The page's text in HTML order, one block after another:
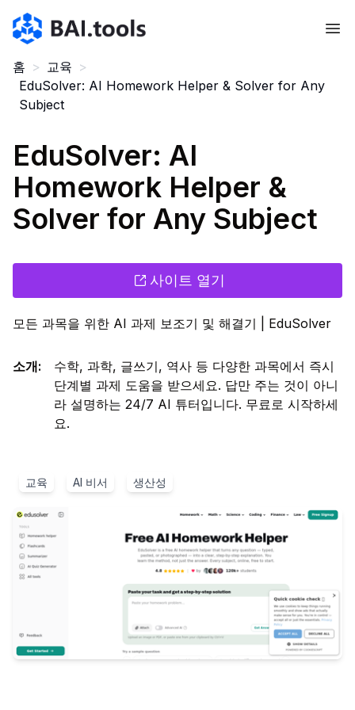
Bai.tools
홈 > 교육 >
EduSolver: AI Homework Helper & Solver for Any
Subject
EduSolver: AI
Homework Helper &
Solver for Any Subject
사이트 열기
모든 과목을 위한 AI 과제 보조기 및 해결기 | EduSolver
소개:
수학, 과학, 글쓰기, 역사 등 다양한 과목에서 즉시
단계별 과제 도움을 받으세요. 답만 주는 것이 아니
라 설명하는 24/7 AI 튜터입니다. 무료로 시작하세
요.
교육 AI 비서 생산성